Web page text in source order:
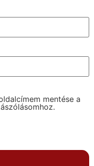
mentése a